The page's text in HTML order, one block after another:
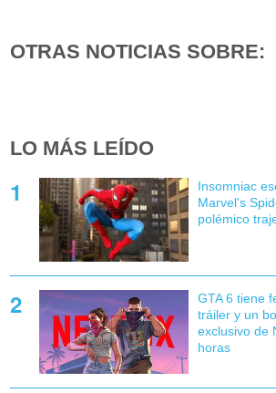
OTRAS NOTICIAS SOBRE:
LO MÁS LEÍDO
Insomniac
Marvel's
polémico
GTA 6 tiene
tráiler y un
exclusivo de
horas